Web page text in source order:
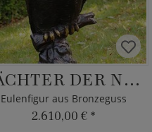
WÄCHTER DER NACHT
Eulenfigur aus Bronzeguss
2.610,00 € *